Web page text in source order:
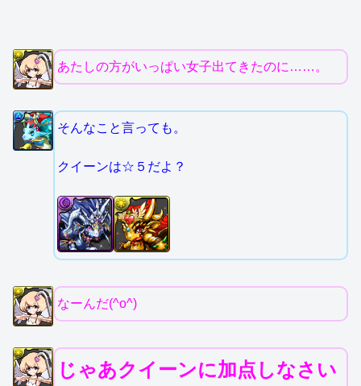
あたしの方がいっぱい女子出てきたのに……。
そんなこと言っても。
クイーンは☆５だよ？
なーんだ(^o^)
じゃあクイーンに加点しなさい